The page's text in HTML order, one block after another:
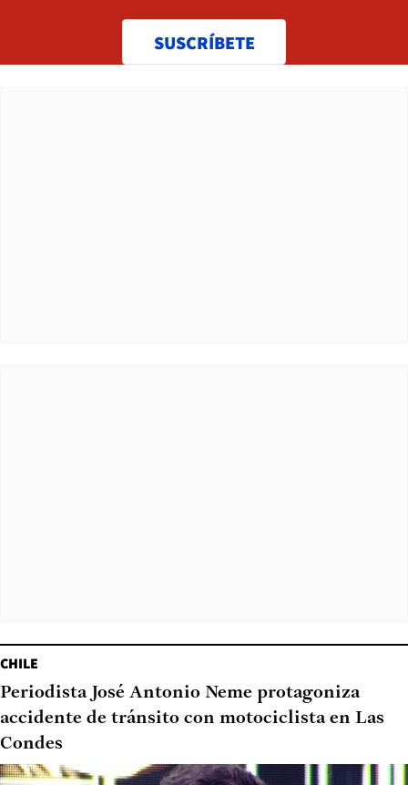
SUSCRÍBETE
CHILE
Periodista José Antonio Neme protagoniza
accidente de tránsito con motociclista en Las
Condes